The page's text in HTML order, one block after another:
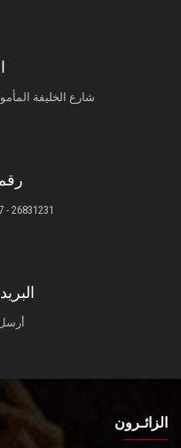
شارع الخليفة
26831231 - 26831417 - 26831474
الزائـرون